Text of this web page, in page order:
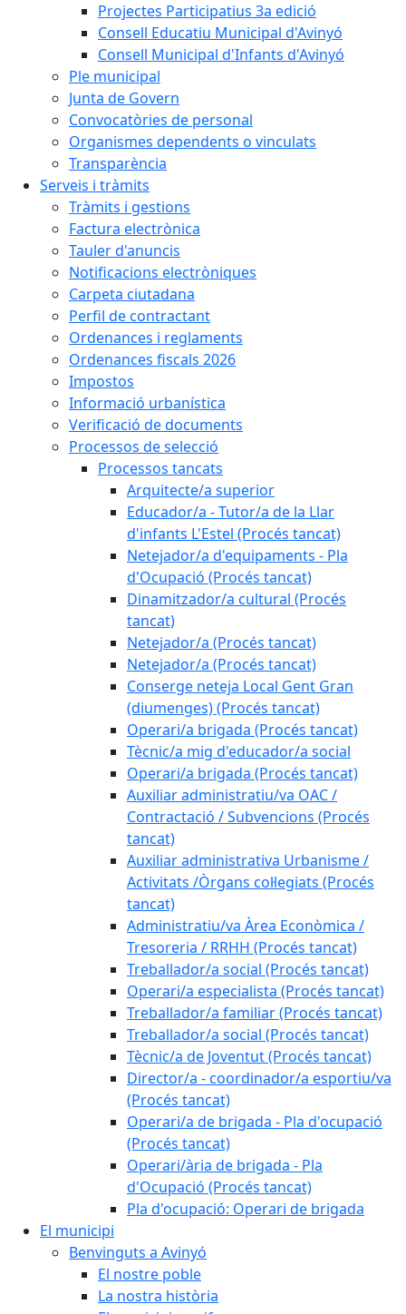
Projectes Participatius 3a edició
Consell Educatiu Municipal d'Avinyó
Consell Municipal d'Infants d'Avinyó
Ple municipal
Junta de Govern
Convocatòries de personal
Organismes dependents o vinculats
Transparència
Serveis i tràmits
Tràmits i gestions
Factura electrònica
Tauler d'anuncis
Notificacions electròniques
Carpeta ciutadana
Perfil de contractant
Ordenances i reglaments
Ordenances fiscals 2026
Impostos
Informació urbanística
Verificació de documents
Processos de selecció
Processos tancats
Arquitecte/a superior
Educador/a - Tutor/a de la Llar
d'infants L'Estel (Procés tancat)
Netejador/a d'equipaments - Pla
d'Ocupació (Procés tancat)
Dinamitzador/a cultural (Procés
tancat)
Netejador/a (Procés tancat)
Netejador/a (Procés tancat)
Conserge neteja Local Gent Gran
(diumenges) (Procés tancat)
Operari/a brigada (Procés tancat)
Tècnic/a mig d'educador/a social
Operari/a brigada (Procés tancat)
Auxiliar administratiu/va OAC /
Contractació / Subvencions (Procés
tancat)
Auxiliar administrativa Urbanisme /
Activitats /Òrgans col·legiats (Procés
tancat)
Administratiu/va Àrea Econòmica /
Tresoreria / RRHH (Procés tancat)
Treballador/a social (Procés tancat)
Operari/a especialista (Procés tancat)
Treballador/a familiar (Procés tancat)
Treballador/a social (Procés tancat)
Tècnic/a de Joventut (Procés tancat)
Director/a - coordinador/a esportiu/va
(Procés tancat)
Operari/a de brigada - Pla d'ocupació
(Procés tancat)
Operari/ària de brigada - Pla
d'Ocupació (Procés tancat)
Pla d'ocupació: Operari de brigada
El municipi
Benvinguts a Avinyó
El nostre poble
La nostra història